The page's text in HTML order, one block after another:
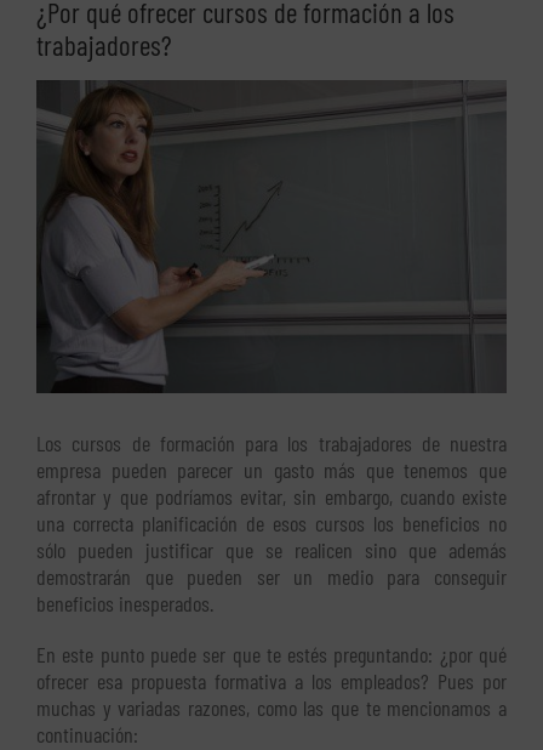
¿Por qué ofrecer cursos de formación a los
trabajadores?
imagen
más
Los cursos de formación para los trabajadores de nuestra
empresa pueden parecer un gasto más que tenemos que
afrontar y que podríamos evitar, sin embargo, cuando existe
una correcta planificación de esos cursos los beneficios no
sólo pueden justificar que se realicen sino que además
demostrarán que pueden ser un medio para conseguir
beneficios inesperados.
En este punto puede ser que te estés preguntando: ¿por qué
ofrecer esa propuesta formativa a los empleados? Pues por
muchas y variadas razones, como las que te mencionamos a
continuación: